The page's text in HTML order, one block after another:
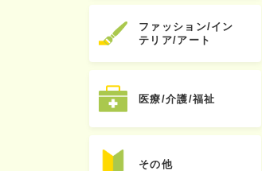
ファッション/イン
テリア/アート
医療/介護/福祉
その他